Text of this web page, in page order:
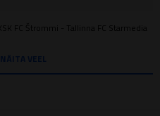
FC Štrommi - Tallinna FC Starmedia
NÄITA VEEL